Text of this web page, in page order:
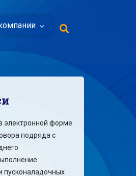
электронной форме
подряда с
пусконаладочных